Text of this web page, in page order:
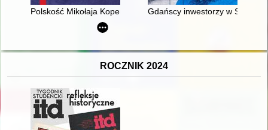
Polskość Mikołaja Kopernika z rodu Ślązaka
Gdańscy inwestorzy w
ROCZNIK 2024